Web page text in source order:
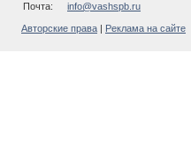
Почта:
info@vashspb.ru
Авторские права Реклама на сайте